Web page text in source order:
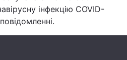
інфекцію COVID-